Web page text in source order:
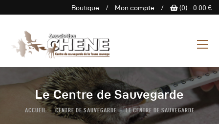
Boutique / Mon compte / (0) - 0.00 €
Le Centre de Sauvegarde
ACCUEIL CENTRE DE SAUVEGARDE LE CENTRE DE SAUVEGARDE
ASSOCIATION CHENE
Centre de Sauvegarde de la
faune sauvage
L’Association
Centre De Sauvegarde
Espace Découverte